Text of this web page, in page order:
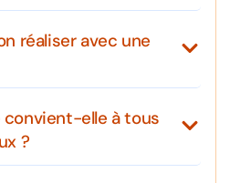
réaliser avec une
elle à tous
?